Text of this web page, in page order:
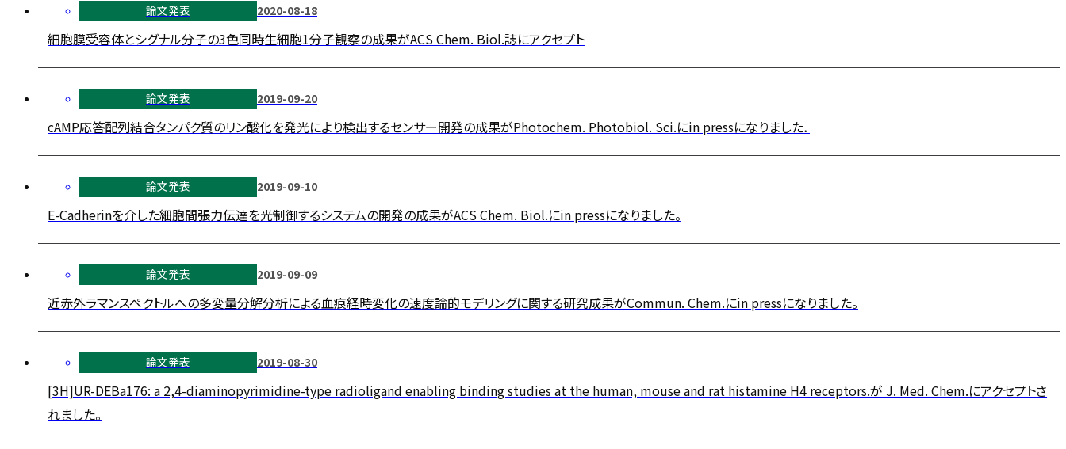
論文発表 2020-08-18
細胞膜受容体とシグナル分子の3色同時生細胞1分子観察の成果がACS Chem. Biol.誌にアクセプト
論文発表 2019-09-20
cAMP応答配列結合タンパク質のリン酸化を発光により検出するセンサー開発の成果がPhotochem. Photobiol. Sci.にin pressになりました．
論文発表 2019-09-10
E-Cadherinを介した細胞間張力伝達を光制御するシステムの開発の成果がACS Chem. Biol.にin pressになりました。
論文発表 2019-09-09
近赤外ラマンスペクトルへの多変量分解分析による血痕経時変化の速度論的モデリングに関する研究成果がCommun. Chem.にin pressになりました。
論文発表 2019-08-30
[3H]UR-DEBa176: a 2,4-diaminopyrimidine-type radioligand enabling binding studies at the human, mouse and rat histamine H4 receptors.が J. Med. Chem.にアクセプトさ
れました。